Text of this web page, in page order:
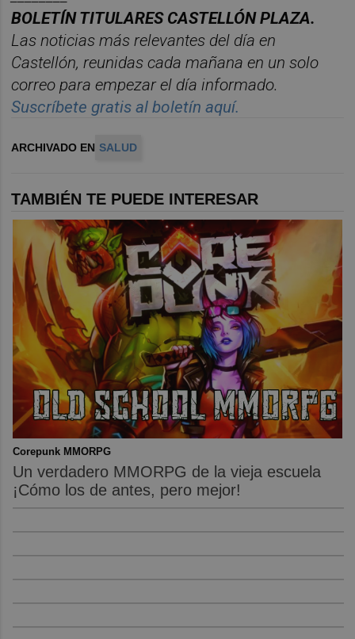
BOLETÍN TITULARES CASTELLÓN PLAZA.
Las noticias más relevantes del día en
Castellón, reunidas cada mañana en un solo
correo para empezar el día informado.
Suscríbete gratis al boletín aquí.
ARCHIVADO EN SALUD
TAMBIÉN TE PUEDE INTERESAR
Corepunk MMORPG
Un verdadero MMORPG de la vieja escuela
¡Cómo los de antes, pero mejor!